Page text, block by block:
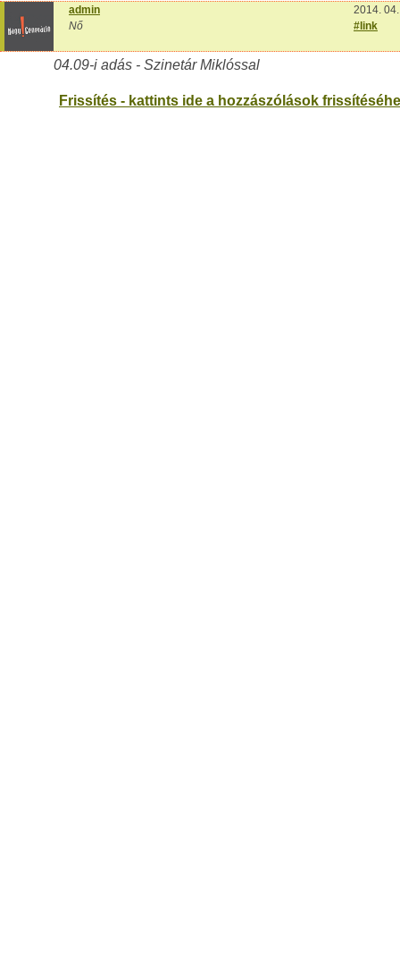
admin
Nő
2014.
#link
04.09-i adás - Szinetár Miklóssal
Frissítés - kattints ide a hozzászólások